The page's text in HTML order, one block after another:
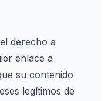
derecho a
enlace a
su contenido
legítimos de